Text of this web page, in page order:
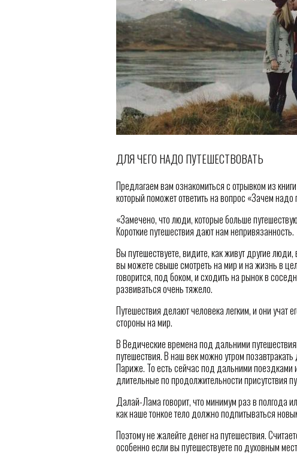
ДЛЯ ЧЕГО НАДО ПУТЕШЕСТВОВАТЬ
Предлагаем вам ознакомиться с отрывком из
который поможет ответить на вопрос «Зачем надо
«Замечено, что люди, которые больше
Короткие путешествия дают нам непривязанность.
Вы путешествуете, видите, как живут другие
вы можете свыше смотреть на мир и на жизнь в
говорится, под боком, и сходить на рынок в
развиваться очень тяжело.
Путешествия делают человека легким, и они учат
стороны на мир.
В Ведические времена под дальними
путешествия. В наш век можно утром
Париже. То есть сейчас под дальними
длительные по продолжительности присутствия
Далай-Лама говорит, что минимум раз в полгода
как наше тонкое тело должно подпитываться
Поэтому не жалейте денег на путешествия.
особенно если вы путешествуете по духовным